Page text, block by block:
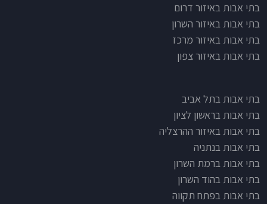
בתי אבות באיזור דרום
בתי אבות באיזור השרון
בתי אבות באיזור מרכז
בתי אבות באיזור צפון
בתי אבות בתל אביב
בתי אבות בראשון לציון
בתי אבות באיזור ההרצליה
בתי אבות בנתניה
בתי אבות ברמת השרון
בתי אבות בהוד השרון
בתי אבות בפתח תקווה